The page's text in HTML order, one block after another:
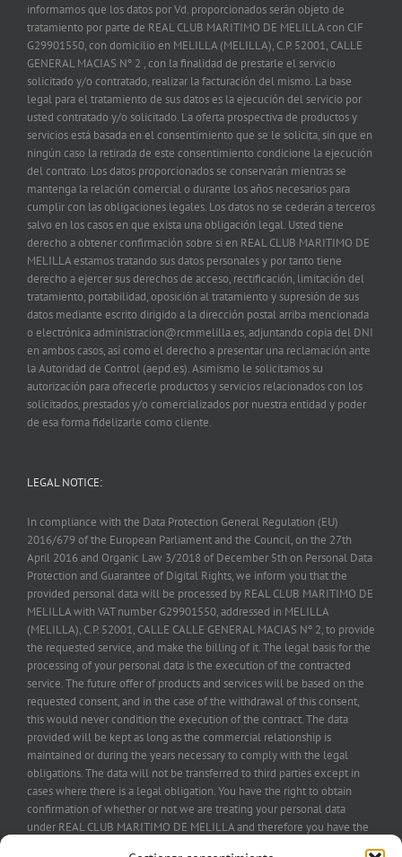
informamos que los datos por Vd. proporcionados serán objeto de
tratamiento por parte de REAL CLUB MARITIMO DE MELILLA con CIF
G29901550, con domicilio en MELILLA (MELILLA), C.P. 52001, CALLE
GENERAL MACIAS Nº 2 , con la finalidad de prestarle el servicio
solicitado y/o contratado, realizar la facturación del mismo. La base
legal para el tratamiento de sus datos es la ejecución del servicio por
usted contratado y/o solicitado. La oferta prospectiva de productos y
servicios está basada en el consentimiento que se le solicita, sin que en
ningún caso la retirada de este consentimiento condicione la ejecución
del contrato. Los datos proporcionados se conservarán mientras se
mantenga la relación comercial o durante los años necesarios para
cumplir con las obligaciones legales. Los datos no se cederán a terceros
salvo en los casos en que exista una obligación legal. Usted tiene
derecho a obtener confirmación sobre si en REAL CLUB MARITIMO DE
MELILLA estamos tratando sus datos personales y por tanto tiene
derecho a ejercer sus derechos de acceso, rectificación, limitación del
tratamiento, portabilidad, oposición al tratamiento y supresión de sus
datos mediante escrito dirigido a la dirección postal arriba mencionada
o electrónica administracion@rcmmelilla.es, adjuntando copia del DNI
en ambos casos, así como el derecho a presentar una reclamación ante
la Autoridad de Control (aepd.es). Asimismo le solicitamos su
autorización para ofrecerle productos y servicios relacionados con los
solicitados, prestados y/o comercializados por nuestra entidad y poder
de esa forma fidelizarle como cliente.
LEGAL NOTICE:
In compliance with the Data Protection General Regulation (EU)
2016/679 of the European Parliament and the Council, on the 27th
April 2016 and Organic Law 3/2018 of December 5th on Personal Data
Protection and Guarantee of Digital Rights, we inform you that the
provided personal data will be processed by REAL CLUB MARITIMO DE
MELILLA with VAT number G29901550, addressed in MELILLA
(MELILLA), C.P. 52001, CALLE CALLE GENERAL MACIAS Nº 2, to provide
the requested service, and make the billing of it. The legal basis for the
processing of your personal data is the execution of the contracted
service. The future offer of products and services will be based on the
requested consent, and in the case of the withdrawal of this consent,
this would never condition the execution of the contract. The data
provided will be kept as long as the commercial relationship is
maintained or during the years necessary to comply with the legal
obligations. The data will not be transferred to third parties except in
cases where there is a legal obligation. You have the right to obtain
confirmation of whether or not we are treating your personal data
under REAL CLUB MARITIMO DE MELILLA and therefore you have the